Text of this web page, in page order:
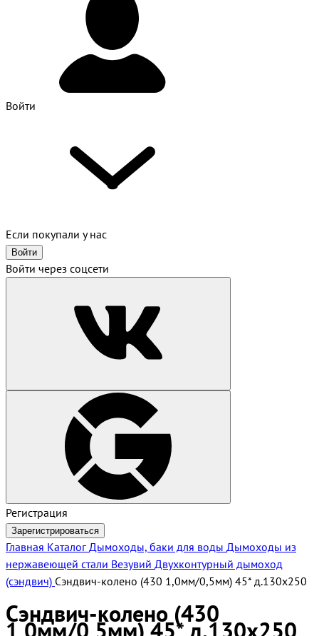
Войти
Если покупали у нас
Войти
Войти через соцсети
Регистрация
Зарегистрироваться
Главная Каталог Дымоходы, баки для воды Дымоходы из
нержавеющей стали Везувий Двухконтурный дымоход
(сэндвич) Сэндвич-колено (430 1,0мм/0,5мм) 45* д.130х250
Сэндвич-колено (430